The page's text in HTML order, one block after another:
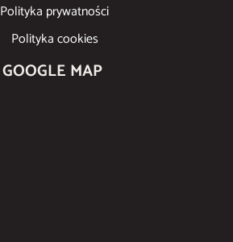
Polityka prywatności
Polityka cookies
GOOGLE MAP